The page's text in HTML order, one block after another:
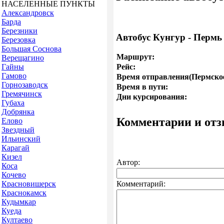
НАСЕЛЕННЫЕ ПУНКТЫ
Александровск
Барда
Березники
Березовка
Большая Соснова
Верещагино
Гайны
Гамово
Горнозаводск
Гремячинск
Губаха
Добрянка
Елово
Звездный
Ильинский
Карагай
Кизел
Коса
Кочево
Красновишерск
Краснокамск
Кудымкар
Куеда
Култаево
Автобус Кунгур - Пермь
Маршрут:
Рейс:
Время
Время в пути:
Дни курсирования:
Комментарии и
Автор:
Комментарий: